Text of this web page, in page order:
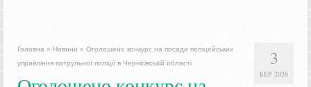
3
БЕР 2026
Головна » Новини » Оголошено конкурс на посади поліцейських
управління патрульної поліції в Чернігівській області